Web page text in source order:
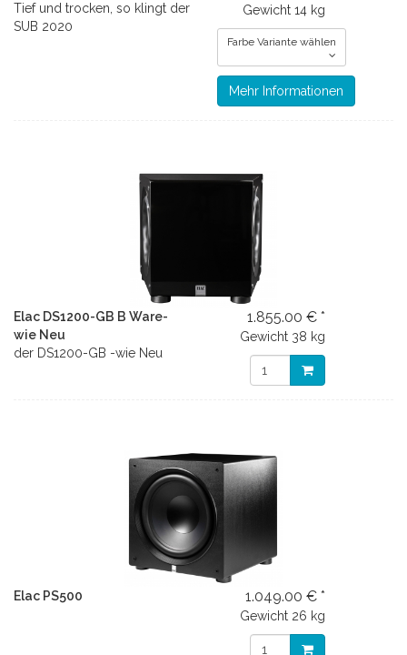
Tief und trocken, so klingt der
SUB 2020
Gewicht 14 kg
Farbe Variante wählen
Mehr Informationen
Elac DS1200-GB B Ware-
wie Neu
der DS1200-GB -wie Neu
1.855.00 € *
Gewicht 38 kg
Elac PS500 1.049.00 € *
Gewicht 26 kg